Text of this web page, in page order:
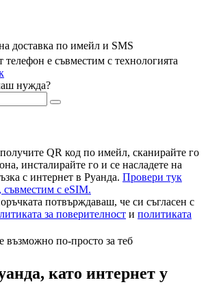
доставка по имейл и SMS
е съвместим с технологията
нужда?
QR код по имейл, сканирайте го
инсталирайте го и се насладете на
с интернет в Руанда. Провери тук
с eSIM.
потвърждаваш, че си съгласен с
за поверителност и политиката
възможно по-просто за теб
като интернет у